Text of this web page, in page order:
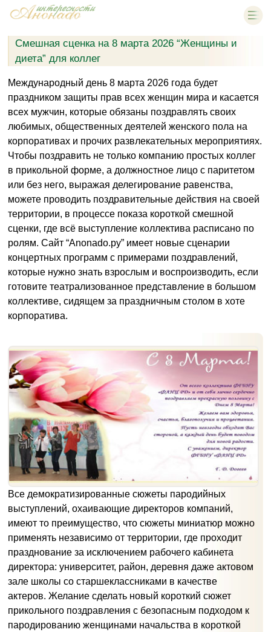
Смешная сценка на 8 марта 2026 “Женщины и
диета” для коллег
Международный день 8 марта 2026 года будет
праздником защиты прав всех женщин мира и касается
всех мужчин, которые обязаны поздравлять своих
любимых, общественных деятелей женского пола на
корпоративах и прочих развлекательных мероприятиях.
Чтобы поздравить не только компанию простых коллег
в прикольной форме, а должностное лицо с паритетом
или без него, выражая делегирование равенства,
можете проводить поздравительные действия на своей
территории, в процессе показа короткой смешной
сценки, где всё выступление коллектива расписано по
ролям. Сайт “Anonado.ру” имеет новые сценарии
концертных программ с примерами поздравлений,
которые нужно знать взрослым и воспроизводить, если
готовите театрализованное представление в большом
коллективе, сидящем за праздничным столом в хоте
корпоратива.
Все демократизированные сюжеты пародийных
выступлений, охаивающие директоров компаний,
имеют то преимущество, что сюжеты миниатюр можно
применять независимо от территории, где проходит
празднование за исключением рабочего кабинета
директора: университет, район, деревня даже актовом
зале школы со старшеклассниками в качестве
актеров. Желание сделать новый короткий сюжет
прикольного поздравления с безопасным подходом к
пародированию женщинами начальства в короткой